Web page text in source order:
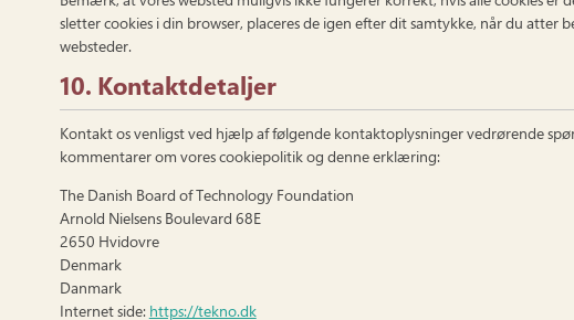
sletter cookies i din browser, placeres de igen efter dit samtykke, når du atter
websteder.
10. Kontaktdetaljer
Kontakt os venligst ved hjælp af følgende kontaktoplysninger vedrørende
kommentarer om vores cookiepolitik og denne erklæring:
The Danish Board of Technology Foundation
Arnold Nielsens Boulevard 68E
2650 Hvidovre
Denmark
Danmark
Internet side: https://tekno.dk